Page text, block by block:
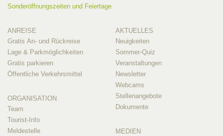
Sonderöffnungszeiten und Feiertage
ANREISE
Gratis An- und Rückreise
Lage & Parkmöglichkeiten
Gratis parkieren
Öffentliche Verkehrsmittel
ORGANISATION
Team
Tourist-Info
Meldestelle
AKTUELLES
Neuigkeiten
Sommer-Quiz
Veranstaltungen
Newsletter
Webcams
Stellenangebote
Dokumente
MEDIEN